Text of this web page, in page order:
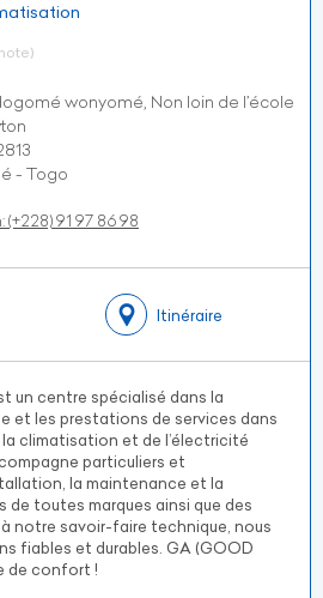
wonyomé, Non loin de l’école
- Togo
(+228)91 97 86 98
Itinéraire
un centre spécialisé dans la
et les prestations de services dans
climatisation et de l’électricité
particuliers et
la maintenance et la
de toutes marques ainsi que des
notre savoir-faire technique, nous
fiables et durables. GA (GOOD
de confort !